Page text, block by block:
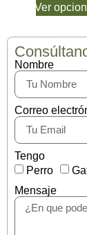
Ver
Nombre
Correo
Tengo
Perro
Mensaje